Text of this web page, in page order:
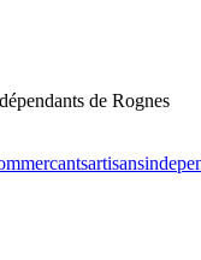
de Rognes